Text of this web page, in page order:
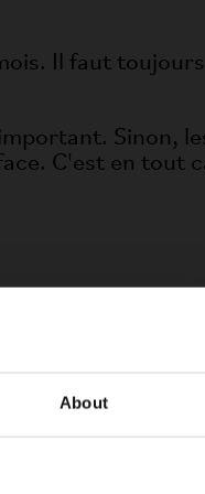
About
Il faut
Sinon,
C'est en tout
la plupart de
appréciable de